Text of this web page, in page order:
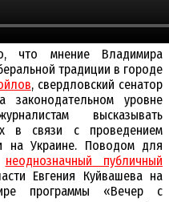
что мнение Владимира
традиции в городе
, свердловский сенатор
законодательном уровне
высказывать
в связи с проведением
на Украине. Поводом для
неоднозначный публичный
Евгения Куйвашева на
программы «Вечер с